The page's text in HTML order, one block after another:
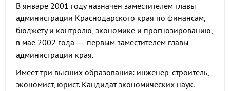
В январе 2001 году назначен заместителем главы
администрации Краснодарского края по финансам,
бюджету и контролю, экономике и прогнозированию,
в мае 2002 года — первым заместителем главы
администрации края.
Имеет три высших образования: инженер-строитель,
экономист, юрист. Кандидат экономических наук.